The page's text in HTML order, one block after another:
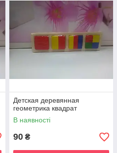
Детская деревянная
геометрика квадрат
В наявності
90 ₴